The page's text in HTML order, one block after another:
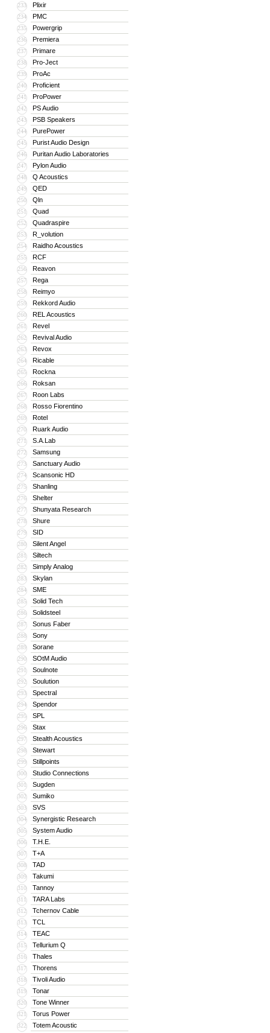
233 Plixir
234 PMC
235 Powergrip
236 Premiera
237 Primare
238 Pro-Ject
239 ProAc
240 Proficient
241 ProPower
242 PS Audio
243 PSB Speakers
244 PurePower
245 Purist Audio Design
246 Puritan Audio Laboratories
247 Pylon Audio
248 Q Acoustics
249 QED
250 Qln
251 Quad
252 Quadraspire
253 R_volution
254 Raidho Acoustics
255 RCF
256 Reavon
257 Rega
258 Reimyo
259 Rekkord Audio
260 REL Acoustics
261 Revel
262 Revival Audio
263 Revox
264 Ricable
265 Rockna
266 Roksan
267 Roon Labs
268 Rosso Fiorentino
269 Rotel
270 Ruark Audio
271 S.A.Lab
272 Samsung
273 Sanctuary Audio
274 Scansonic HD
275 Shanling
276 Shelter
277 Shunyata Research
278 Shure
279 SID
280 Silent Angel
281 Siltech
282 Simply Analog
283 Skylan
284 SME
285 Solid Tech
286 Solidsteel
287 Sonus Faber
288 Sony
289 Sorane
290 SOtM Audio
291 Soulnote
292 Soulution
293 Spectral
294 Spendor
295 SPL
296 Stax
297 Stealth Acoustics
298 Stewart
299 Stillpoints
300 Studio Connections
301 Sugden
302 Sumiko
303 SVS
304 Synergistic Research
305 System Audio
306 T.H.E.
307 T+A
308 TAD
309 Takumi
310 Tannoy
311 TARA Labs
312 Tchernov Cable
313 TCL
314 TEAC
315 Tellurium Q
316 Thales
317 Thorens
318 Tivoli Audio
319 Tonar
320 Tone Winner
321 Torus Power
322 Totem Acoustic